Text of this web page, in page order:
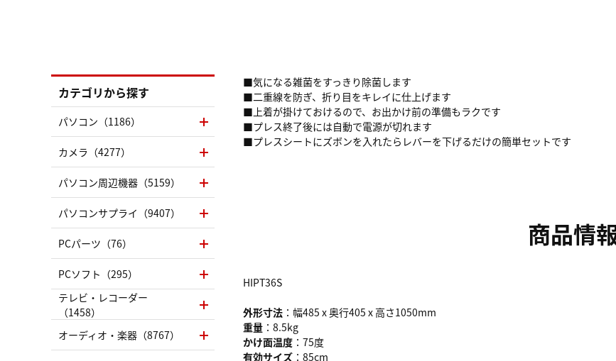
■気になる雑菌をすっきり除菌します
■二重線を防ぎ、折り目をキレイに仕上げます
■上着が掛けておけるので、お出かけ前の準備もラクです
■プレス終了後には自動で電源が切れます
■プレスシートにズボンを入れたらレバーを下げるだけの簡単セットです
商品情
HIPT36S
外形寸法 ：幅485 x 奥行405 x 高さ1050mm
重量 ：8.5kg
かけ面温度 ：75度
有効サイズ ：85cm
カテゴリから探す
パソコン（1186）
カメラ（4277）
パソコン周辺機器（5159）
パソコンサプライ（9407）
PCパーツ（76）
PCソフト（295）
テレビ・レコーダー
（1458）
オーディオ・楽器（8767）